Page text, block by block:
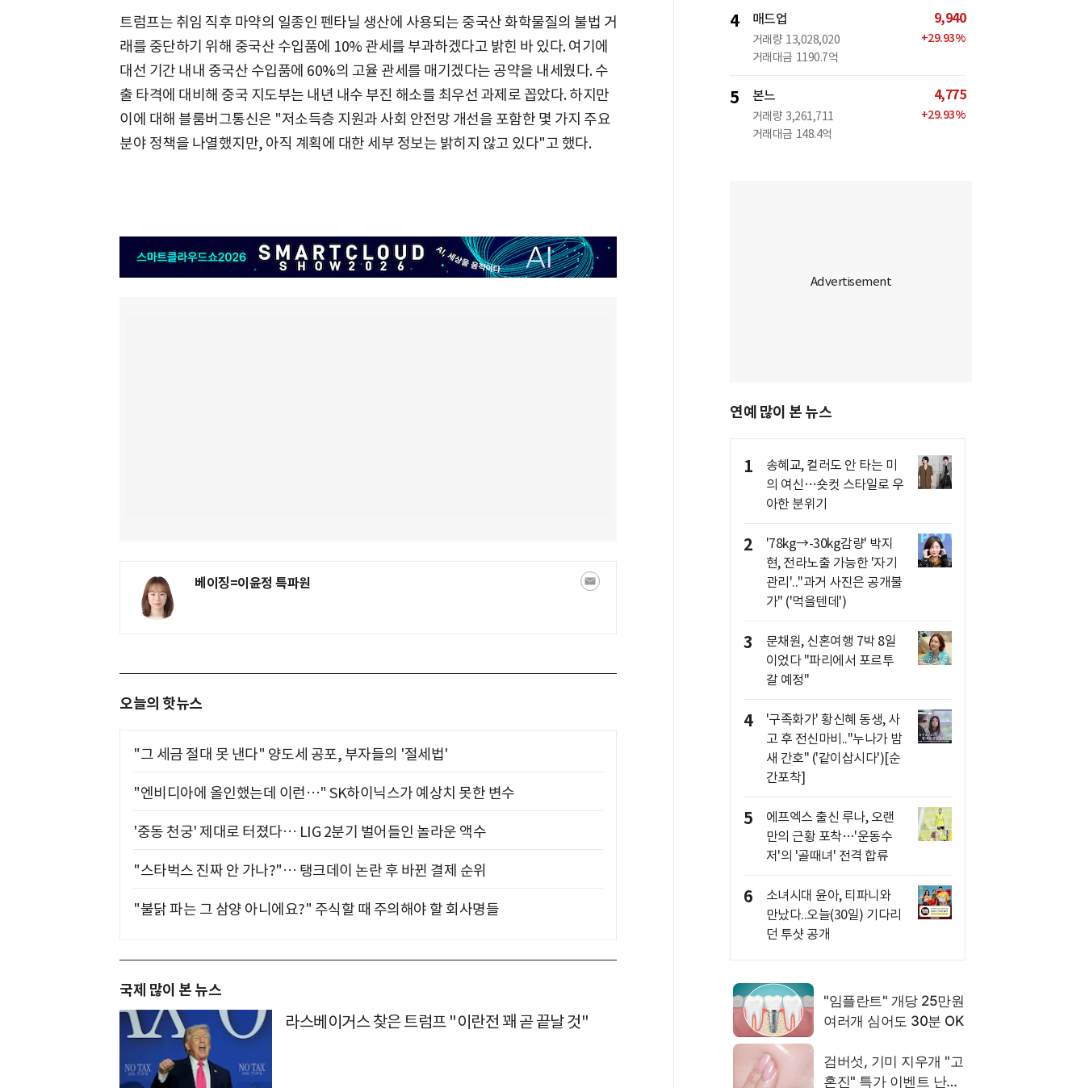
트럼프는 취임 직후 마약의 일종인 펜타닐 생산에 사용되는 중국산 화학물질의 불법 거
래를 중단하기 위해 중국산 수입품에 10% 관세를 부과하겠다고 밝힌 바 있다. 여기에
대선 기간 내내 중국산 수입품에 60%의 고율 관세를 매기겠다는 공약을 내세웠다. 수
출 타격에 대비해 중국 지도부는 내년 내수 부진 해소를 최우선 과제로 꼽았다. 하지만
이에 대해 블룸버그통신은 "저소득층 지원과 사회 안전망 개선을 포함한 몇 가지 주요
분야 정책을 나열했지만, 아직 계획에 대한 세부 정보는 밝히지 않고 있다"고 했다.
베이징=이윤정 특파원
오늘의 핫뉴스
"그 세금 절대 못 낸다" 양도세 공포, 부자들의 '절세법'
"엔비디아에 올인했는데 이런…" SK하이닉스가 예상치 못한 변수
'중동 천궁' 제대로 터졌다… LIG 2분기 벌어들인 놀라운 액수
"스타벅스 진짜 안 가나?"… 탱크데이 논란 후 바뀐 결제 순위
"불닭 파는 그 삼양 아니에요?" 주식할 때 주의해야 할 회사명들
국제 많이 본 뉴스
라스베이거스 찾은 트럼프 "이란전 꽤 곧 끝날 것"
4 매드업
거래량 13,028,020
거래대금 1190.7억
9,940
+29.93%
5 본느
거래량 3,261,711
거래대금 148.4억
4,775
+29.93%
연예 많이 본 뉴스
1
송혜교, 컬러도 안 타는 미
의 여신…숏컷 스타일로 우
아한 분위기
2
'78kg→-30kg감량' 박지
현, 전라노출 가능한 '자기
관리'.."과거 사진은 공개불
가" ('먹을텐데')
3
문채원, 신혼여행 7박 8일
이었다 "파리에서 포르투
갈 예정"
4
'구족화가' 황신혜 동생, 사
고 후 전신마비.."누나가 밤
새 간호" ('같이삽시다')[순
간포착]
5
에프엑스 출신 루나, 오랜
만의 근황 포착…'운동수
저'의 '골때녀' 전격 합류
6
소녀시대 윤아, 티파니와
만났다..오늘(30일) 기다리
던 투샷 공개